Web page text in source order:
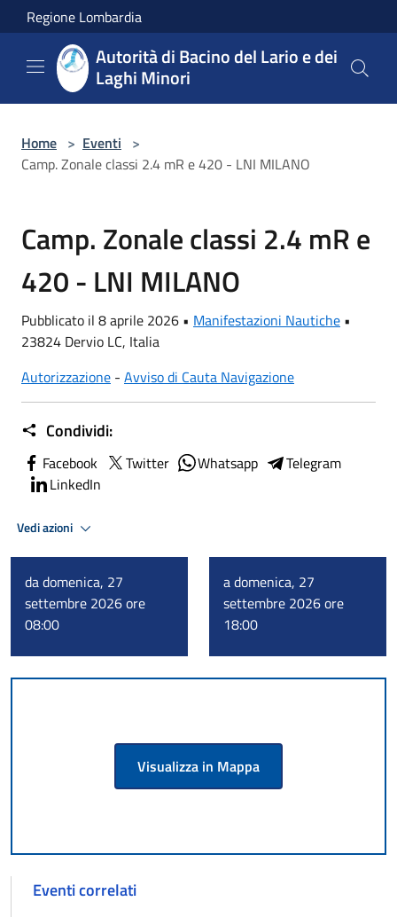
Salta al contenuto principale
Regione Lombardia
Autorità di Bacino del Lario e dei
Laghi Minori
Home > Eventi >
Camp. Zonale classi 2.4 mR e 420 - LNI MILANO
Camp. Zonale classi 2.4 mR e
420 - LNI MILANO
Pubblicato il 8 aprile 2026 • Manifestazioni Nautiche •
23824 Dervio LC, Italia
Autorizzazione - Avviso di Cauta Navigazione
Condividi:
Facebook Twitter Whatsapp
Telegram
LinkedIn
Vedi azioni
da domenica, 27
settembre 2026 ore
08:00
a domenica, 27
settembre 2026 ore
18:00
Visualizza in Mappa
Eventi correlati